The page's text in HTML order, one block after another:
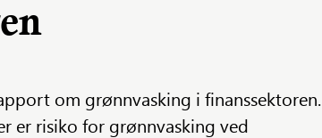
om grønnvasking i finanssektoren.
er risiko for grønnvasking ved